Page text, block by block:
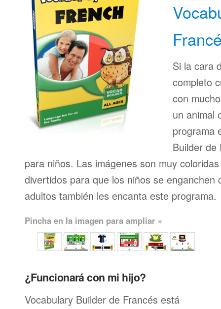
Si la cara
completo
con
un animal
programa
Builder de
para niños. Las imágenes son muy
divertidos para que los niños se enganchen
adultos también les encanta este programa.
Pincha en la imagen para ampliar »
¿Funcionará con mi hijo?
Vocabulary Builder de Francés está